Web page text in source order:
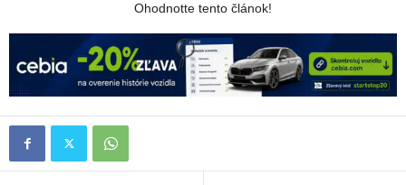
Ohodnotte tento článok!